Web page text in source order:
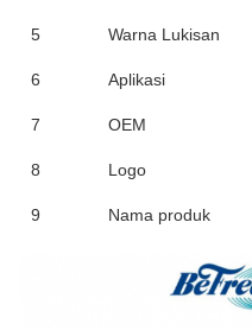
5 Warna Lukisan
6 Aplikasi
7 OEM
8 Logo
9 Nama produk